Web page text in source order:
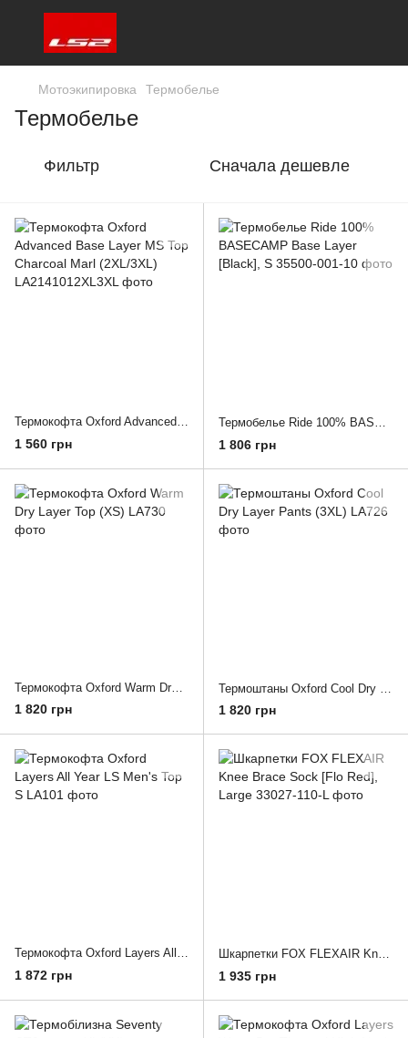
Мотоэкипировка Термобелье
Термобелье
Фильтр Сначала дешевле
Термокофта Oxford Advanced Base Layer MS Top Charcoal Marl (2XL/3XL)
1 560 грн
Термобелье Ride 100% BASECAMP Base Layer [Black], S
1 806 грн
1 820 грн 1 820 грн
Термокофта Oxford Layers All Year LS Men's Top S
1 872 грн
Шкарпетки FOX FLEXAIR Knee Brace Sock [Flo Red], Large
1 935 грн